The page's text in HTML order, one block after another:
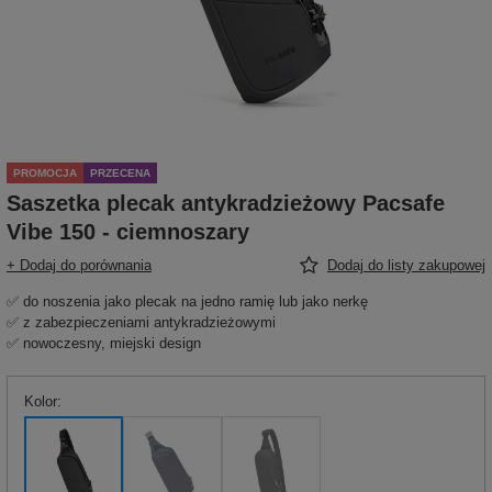
PROMOCJA PRZECENA
Saszetka plecak antykradzieżowy Pacsafe
Vibe 150 - ciemnoszary
+ Dodaj do porównania Dodaj do listy zakupowej
✅ do noszenia jako plecak na jedno ramię lub jako nerkę
✅ z zabezpieczeniami antykradzieżowymi
✅ nowoczesny, miejski design
Kolor